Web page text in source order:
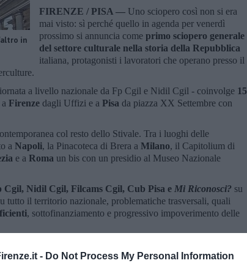
- Do Not Process My Personal Information
in
FIRENZE / PISA — Uno sciopero così non si era
mai visto: sì perché quello in agenda per venerdì
prossimo si annuncia come primo sciopero generale
del settore culturale nella storia della Repubblica
italiana, protagonisti i lavoratori che operano presso il
a livello nazionale da Fp Cgil e Nidil Cgil - coinvolge 15
Firenze dagli Uffizi e a Pisa da piazza XX Settembre con
col resto dello Stivale. Tra i luoghi delle
a Napoli, la Pinacoteca di Brera a Milano, il Capitolium di
e a Roma un bis con un presidio al Museo Nazionale
Cgil, Nidil Cgil, Filcams Cgil, Cub Pisa e Mi Riconosci? su
tutto il territorio nazionale, problematiche trasversali, quali
, sottofinanziamento e progressivo impoverimento delle